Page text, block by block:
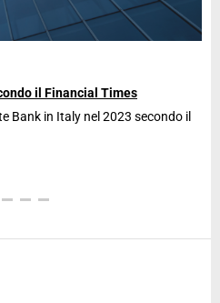
il Financial Times
Bank in Italy nel 2023 secondo il